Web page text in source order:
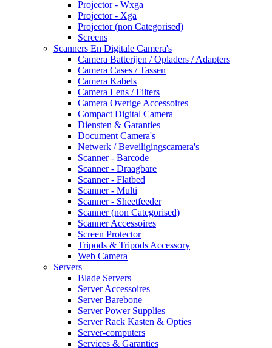
Projector - Wxga
Projector - Xga
Projector (non Categorised)
Screens
Scanners En Digitale Camera's
Camera Batterijen / Opladers / Adapters
Camera Cases / Tassen
Camera Kabels
Camera Lens / Filters
Camera Overige Accessoires
Compact Digital Camera
Diensten & Garanties
Document Camera's
Netwerk / Beveiligingscamera's
Scanner - Barcode
Scanner - Draagbare
Scanner - Flatbed
Scanner - Multi
Scanner - Sheetfeeder
Scanner (non Categorised)
Scanner Accessoires
Screen Protector
Tripods & Tripods Accessory
Web Camera
Servers
Blade Servers
Server Accessoires
Server Barebone
Server Power Supplies
Server Rack Kasten & Opties
Server-computers
Services & Garanties